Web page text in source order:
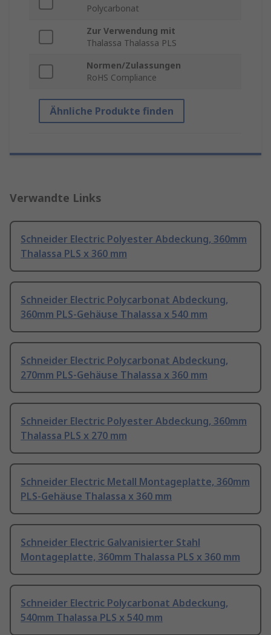
Polycarbonat
Zur Verwendung mit
Thalassa Thalassa PLS
Normen/Zulassungen
RoHS Compliance
Ähnliche Produkte finden
Verwandte Links
Schneider Electric Polyester Abdeckung, 360mm
Thalassa PLS x 360 mm
Schneider Electric Polycarbonat Abdeckung,
360mm PLS-Gehäuse Thalassa x 540 mm
Schneider Electric Polycarbonat Abdeckung,
270mm PLS-Gehäuse Thalassa x 360 mm
Schneider Electric Polyester Abdeckung, 360mm
Thalassa PLS x 270 mm
Schneider Electric Metall Montageplatte, 360mm
PLS-Gehäuse Thalassa x 360 mm
Schneider Electric Galvanisierter Stahl
Montageplatte, 360mm Thalassa PLS x 360 mm
Schneider Electric Polycarbonat Abdeckung,
540mm Thalassa PLS x 540 mm